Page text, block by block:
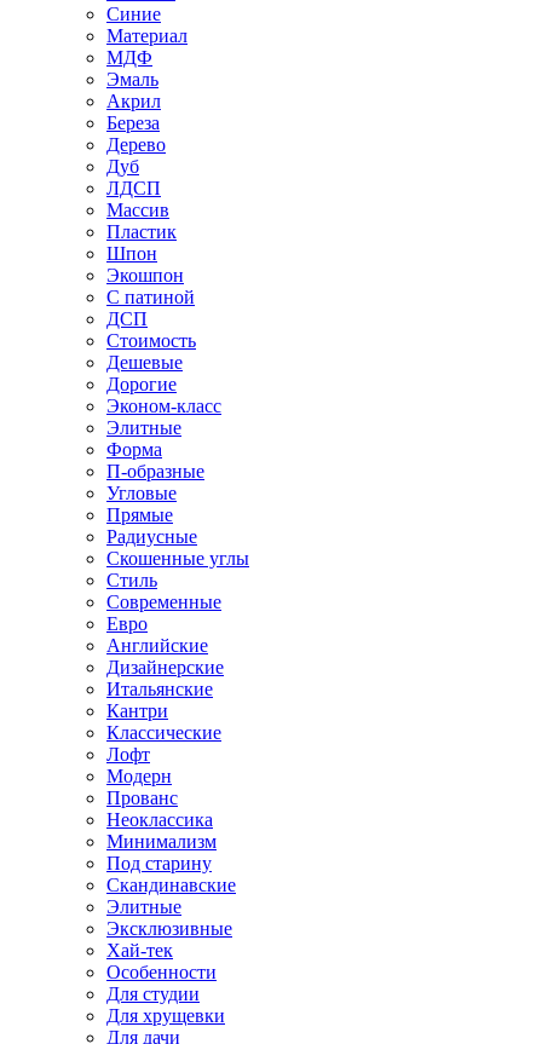
Синие
Материал
МДФ
Эмаль
Акрил
Береза
Дерево
Дуб
ЛДСП
Массив
Пластик
Шпон
Экошпон
С патиной
ДСП
Стоимость
Дешевые
Дорогие
Эконом-класс
Элитные
Форма
П-образные
Угловые
Прямые
Радиусные
Скошенные углы
Стиль
Современные
Евро
Английские
Дизайнерские
Итальянские
Кантри
Классические
Лофт
Модерн
Прованс
Неоклассика
Минимализм
Под старину
Скандинавские
Элитные
Эксклюзивные
Хай-тек
Особенности
Для студии
Для хрущевки
Для дачи